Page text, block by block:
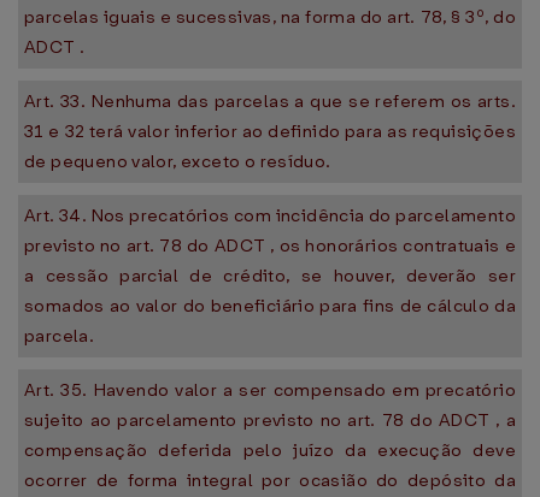
parcelas iguais e sucessivas, na forma do art. 78, § 3º, do
ADCT .
Art. 33. Nenhuma das parcelas a que se referem os arts.
31 e 32 terá valor inferior ao definido para as requisições
de pequeno valor, exceto o resíduo.
Art. 34. Nos precatórios com incidência do parcelamento
previsto no art. 78 do ADCT , os honorários contratuais e
a cessão parcial de crédito, se houver, deverão ser
somados ao valor do beneficiário para fins de cálculo da
parcela.
Art. 35. Havendo valor a ser compensado em precatório
sujeito ao parcelamento previsto no art. 78 do ADCT , a
compensação deferida pelo juízo da execução deve
ocorrer de forma integral por ocasião do depósito da